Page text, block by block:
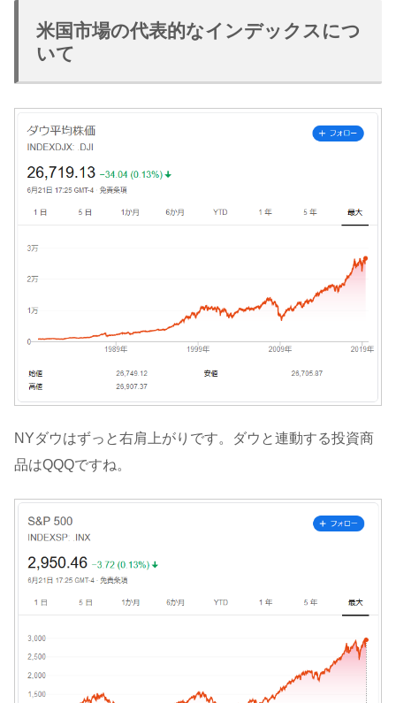
米国市場の代表的なインデックスにつ
いて
NYダウはずっと右肩上がりです。ダウと連動する投資商
品はQQQですね。